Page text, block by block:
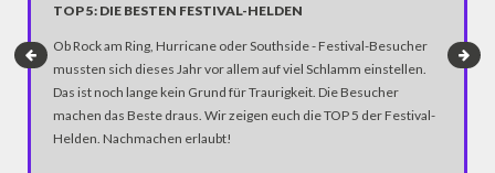
TOP 5: DIE BESTEN FESTIVAL-HELDEN
Ob Rock am Ring, Hurricane oder Southside - Festival-Besucher
mussten sich dieses Jahr vor allem auf viel Schlamm einstellen.
Das ist noch lange kein Grund für Traurigkeit. Die Besucher
machen das Beste draus. Wir zeigen euch die TOP 5 der Festival-
Helden. Nachmachen erlaubt!